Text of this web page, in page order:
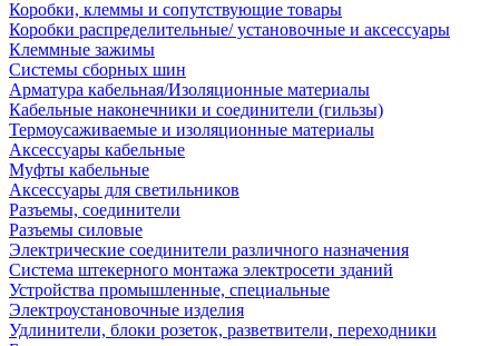
Коробки, клеммы и сопутствующие товары
Коробки распределительные/ установочные и аксессуары
Клеммные зажимы
Системы сборных шин
Арматура кабельная/Изоляционные материалы
Кабельные наконечники и соединители (гильзы)
Термоусаживаемые и изоляционные материалы
Аксессуары кабельные
Муфты кабельные
Аксессуары для светильников
Разъемы, соединители
Разъемы силовые
Электрические соединители различного назначения
Система штекерного монтажа электросети зданий
Устройства промышленные, специальные
Электроустановочные изделия
Удлинители, блоки розеток, разветвители, переходники